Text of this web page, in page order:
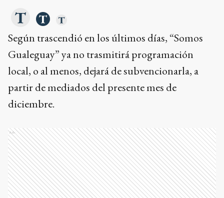
Según trascendió en los últimos días, “Somos
Gualeguay” ya no trasmitirá programación
local, o al menos, dejará de subvencionarla, a
partir de mediados del presente mes de
diciembre.
Ads